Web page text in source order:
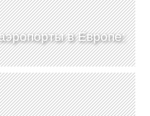
в Европе: